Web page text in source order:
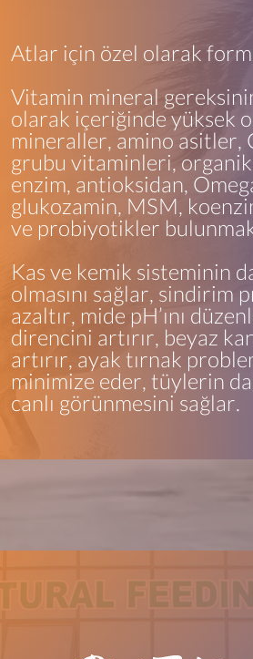
Atlar için özel olarak
Vitamin mineral
olarak içeriğinde yüksek
mineraller, amino asitler,
grubu vitaminleri,
enzim, antioksidan,
glukozamin, MSM,
ve probiyotikler
Kas ve kemik sisteminin
olmasını sağlar, sindirim
azaltır, mide pH’ını
direncini artırır, beyaz
artırır, ayak tırnak
minimize eder, tüylerin